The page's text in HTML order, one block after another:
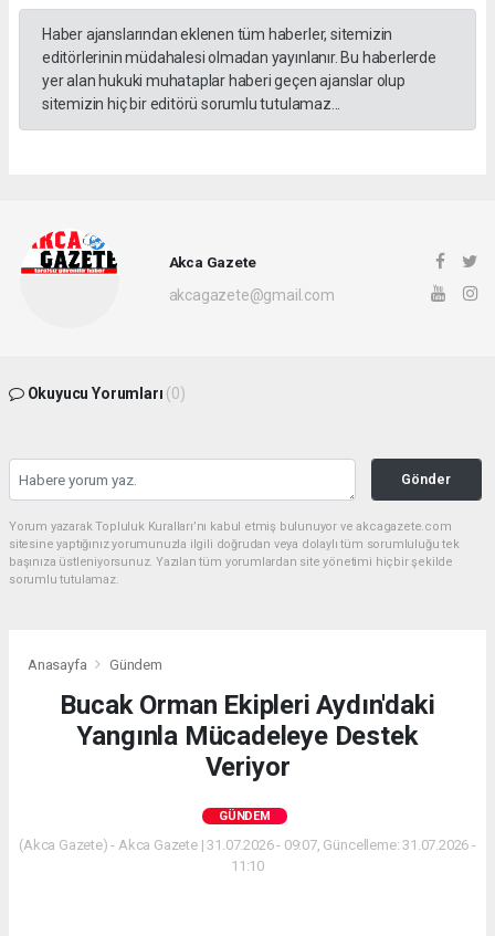
Haber ajanslarından eklenen tüm haberler, sitemizin
editörlerinin müdahalesi olmadan yayınlanır. Bu haberlerde
yer alan hukuki muhataplar haberi geçen ajanslar olup
sitemizin hiç bir editörü sorumlu tutulamaz...
Akca Gazete
akcagazete@gmail.com
Okuyucu Yorumları (0)
Gönder
Yorum yazarak Topluluk Kuralları’nı kabul etmiş bulunuyor ve akcagazete.com
sitesine yaptığınız yorumunuzla ilgili doğrudan veya dolaylı tüm sorumluluğu tek
başınıza üstleniyorsunuz. Yazılan tüm yorumlardan site yönetimi hiçbir şekilde
sorumlu tutulamaz.
Anasayfa Gündem
Bucak Orman Ekipleri Aydın'daki
Yangınla Mücadeleye Destek
Veriyor
GÜNDEM
(Akca Gazete) - Akca Gazete | 31.07.2026 - 09:07, Güncelleme: 31.07.2026 -
11:10